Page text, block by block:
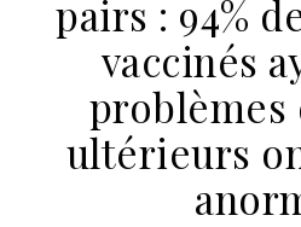
pairs : 94%
vaccinés
problèmes
ultérieurs